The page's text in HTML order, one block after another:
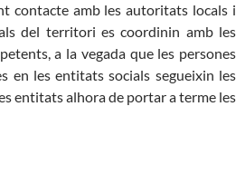
contacte amb les autoritats locals i
del territori es coordinin amb les
a la vegada que les persones
en les entitats socials segueixin les
entitats alhora de portar a terme les